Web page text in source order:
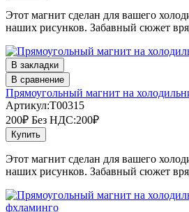
Этот магнит сделан для вашего
наших рисунков. Забавный сюжет
В закладки
В сравнение
Прямоугольный магнит на
Артикул:T00315
200₽ Без НДС:200₽
Купить
Этот магнит сделан для вашего
наших рисунков. Забавный сюжет